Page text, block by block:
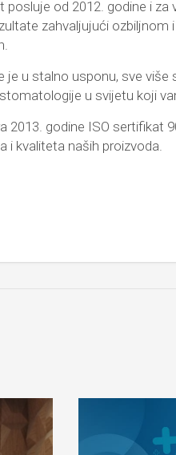
posluje od 2012. godine i za
zahvaljujući ozbiljnom
je u stalno usponu, sve
u svijetu koji
2013. godine ISO sertifikat
i kvaliteta naših proizvoda.